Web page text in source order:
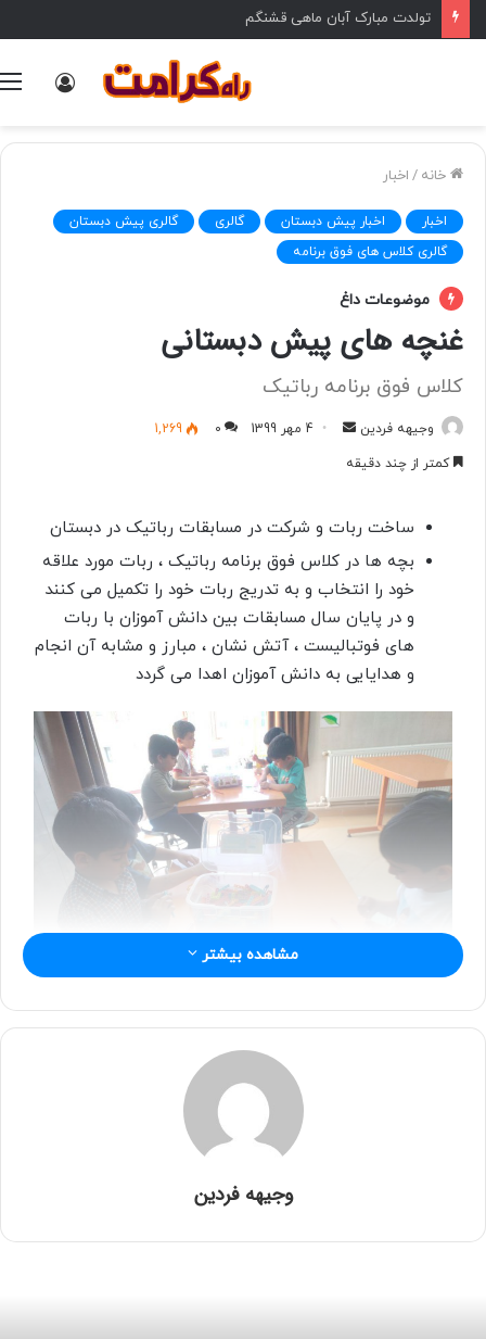
تولدت مبارک آبان ماهی قشنگم
خانه / اخبار
اخبار اخبار پیش دبستان گالری
گالری پیش دبستان
گالری کلاس های فوق برنامه
موضوعات داغ
غنچه های پیش دبستانی
کلاس فوق برنامه رباتیک
وجیهه فردین
ل
ب
ه
ی
ل
4 مهر 1399 0
1,269
کمتر از چند دقیقه
ساخت ربات و شرکت در مسابقات رباتیک در دبستان
بچه ها در کلاس فوق برنامه رباتیک ، ربات مورد علاقه
خود را انتخاب و به تدریج ربات خود را تکمیل می کنند
و در پایان سال مسابقات بین دانش آموزان با ربات
های فوتبالیست ، آتش نشان ، مبارز و مشابه آن انجام
و هدایایی به دانش آموزان اهدا می گردد
مشاهده بیشتر
وجیهه فردین